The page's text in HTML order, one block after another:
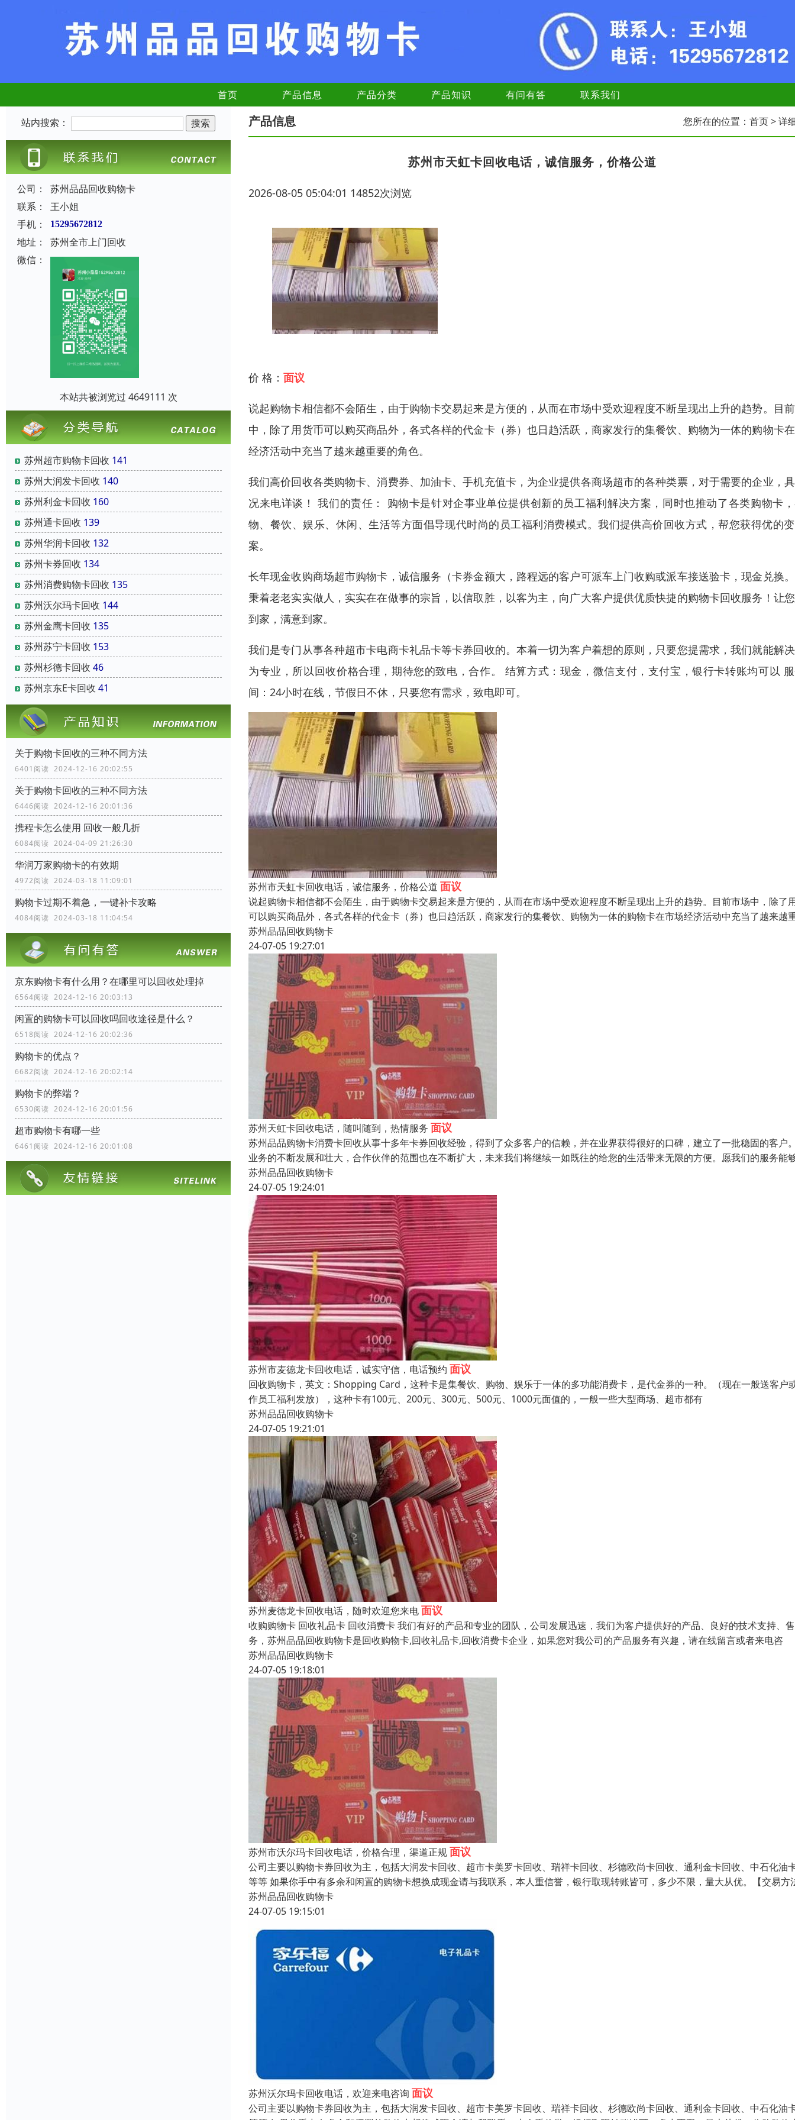
首页 产品信息 产品分类 产品知识 有问有答 联系我们
站内搜索：
公司：
苏州品品回收购物卡
联系：
王小姐
手机：
15295672812
地址：
苏州全市上门回收
微信：
本站共被浏览过 4649111 次
苏州超市购物卡回收 141
苏州大润发卡回收 140
苏州利金卡回收 160
苏州通卡回收 139
苏州华润卡回收 132
苏州卡券回收 134
苏州消费购物卡回收 135
苏州沃尔玛卡回收 144
苏州金鹰卡回收 135
苏州苏宁卡回收 153
苏州杉德卡回收 46
苏州京东E卡回收 41
关于购物卡回收的三种不同方法
6401阅读 2024-12-16 20:02:55
关于购物卡回收的三种不同方法
6446阅读 2024-12-16 20:01:36
携程卡怎么使用 回收一般几折
6084阅读 2024-04-09 21:26:30
华润万家购物卡的有效期
4972阅读 2024-03-18 11:09:01
购物卡过期不着急，一键补卡攻略
4084阅读 2024-03-18 11:04:54
京东购物卡有什么用？在哪里可以回收处理掉
6564阅读 2024-12-16 20:03:13
闲置的购物卡可以回收吗回收途径是什么？
6518阅读 2024-12-16 20:02:36
购物卡的优点？
6682阅读 2024-12-16 20:02:14
购物卡的弊端？
6530阅读 2024-12-16 20:01:56
超市购物卡有哪一些
6461阅读 2024-12-16 20:01:08
产品信息 您所在的位置： 首页> 详
苏州市天虹卡回收电话，诚信服务，价格公道
2026-08-05 05:04:01 14852次浏览
价 格： 面议
说起购物卡相信都不会陌生，由于购物卡交易起来是方便的，从而在市场中受欢迎程度不断呈现出上升的趋势。目
中，除了用货币可以购买商品外，各式各样的代金卡（券）也日趋活跃，商家发行的集餐饮、购物为一体的购物卡
经济活动中充当了越来越重要的角色。
我们高价回收各类购物卡、消费券、加油卡、手机充值卡，为企业提供各商场超市的各种类票，对于需要的企业，
况来电详谈！ 我们的责任： 购物卡是针对企事业单位提供创新的员工福利解决方案，同时也推动了各类购物卡
物、餐饮、娱乐、休闲、生活等方面倡导现代时尚的员工福利消费模式。我们提供高价回收方式，帮您获得优的
案。
长年现金收购商场超市购物卡，诚信服务（卡券金额大，路程远的客户可派车上门收购或派车接送验卡，现金兑换
秉着老老实实做人，实实在在做事的宗旨，以信取胜，以客为主，向广大客户提供优质快捷的购物卡回收服务！让
到家，满意到家。
我们是专门从事各种超市卡电商卡礼品卡等卡券回收的。本着一切为客户着想的原则，只要您提需求，我们就能解
为专业，所以回收价格合理，期待您的致电，合作。 结算方式：现金，微信支付，支付宝，银行卡转账均可以
间：24小时在线，节假日不休，只要您有需求，致电即可。
苏州市天虹卡回收电话，诚信服务，价格公道 面议
说起购物卡相信都不会陌生，由于购物卡交易起来是方便的，从而在市场中受欢迎程度不断呈现出上升的趋势。目前市场中，除了
可以购买商品外，各式各样的代金卡（券）也日趋活跃，商家发行的集餐饮、购物为一体的购物卡在市场经济活动中充当了越来越
苏州品品回收购物卡
24-07-05 19:27:01
苏州天虹卡回收电话，随叫随到，热情服务 面议
苏州品品购物卡消费卡回收从事十多年卡券回收经验，得到了众多客户的信赖，并在业界获得很好的口碑，建立了一批稳固的客户
业务的不断发展和壮大，合作伙伴的范围也在不断扩大，未来我们将继续一如既往的给您的生活带来无限的方便。愿我们的服务能
苏州品品回收购物卡
24-07-05 19:24:01
苏州市麦德龙卡回收电话，诚实守信，电话预约 面议
回收购物卡，英文：Shopping Card，这种卡是集餐饮、购物、娱乐于一体的多功能消费卡，是代金券的一种。（现在一般送客户
作员工福利发放），这种卡有100元、200元、300元、500元、1000元面值的，一般一些大型商场、超市都有
苏州品品回收购物卡
24-07-05 19:21:01
苏州麦德龙卡回收电话，随时欢迎您来电面议
收购购物卡 回收礼品卡 回收消费卡 我们有好的产品和专业的团队，公司发展迅速，我们为客户提供好的产品、良好的技术支持、
务，苏州品品回收购物卡是回收购物卡,回收礼品卡,回收消费卡企业，如果您对我公司的产品服务有兴趣，请在线留言或者来电咨
苏州品品回收购物卡
24-07-05 19:18:01
苏州市沃尔玛卡回收电话，价格合理，渠道正规面议
公司主要以购物卡券回收为主，包括大润发卡回收、超市卡美罗卡回收、瑞祥卡回收、杉德欧尚卡回收、通利金卡回收、中石化油
等等 如果你手中有多余和闲置的购物卡想换成现金请与我联系，本人重信誉，银行取现转账皆可，多少不限，量大从优。【交易方
苏州品品回收购物卡
24-07-05 19:15:01
苏州沃尔玛卡回收电话，欢迎来电咨询 面议
公司主要以购物卡券回收为主，包括大润发卡回收、超市卡美罗卡回收、瑞祥卡回收、杉德欧尚卡回收、通利金卡回收、中石化油